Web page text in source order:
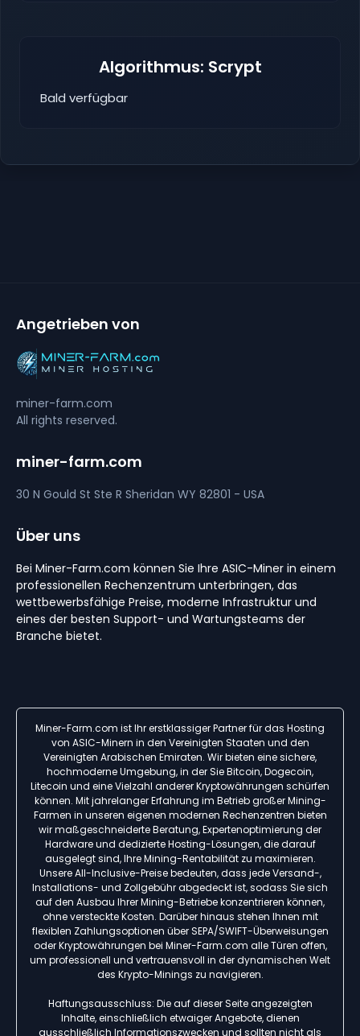
Algorithmus: Scrypt
Bald verfügbar
Angetrieben von
miner-farm.com
All rights reserved.
miner-farm.com
30 N Gould St Ste R Sheridan WY 82801 - USA
Über uns
Bei Miner-Farm.com können Sie Ihre ASIC-Miner in einem
professionellen Rechenzentrum unterbringen, das
wettbewerbsfähige Preise, moderne Infrastruktur und
eines der besten Support- und Wartungsteams der
Branche bietet.
Miner-Farm.com ist Ihr erstklassiger Partner für das Hosting
von ASIC-Minern in den Vereinigten Staaten und den
Vereinigten Arabischen Emiraten. Wir bieten eine sichere,
hochmoderne Umgebung, in der Sie Bitcoin, Dogecoin,
Litecoin und eine Vielzahl anderer Kryptowährungen schürfen
können. Mit jahrelanger Erfahrung im Betrieb großer Mining-
Farmen in unseren eigenen modernen Rechenzentren bieten
wir maßgeschneiderte Beratung, Expertenoptimierung der
Hardware und dedizierte Hosting-Lösungen, die darauf
ausgelegt sind, Ihre Mining-Rentabilität zu maximieren.
Unsere All-Inclusive-Preise bedeuten, dass jede Versand-,
Installations- und Zollgebühr abgedeckt ist, sodass Sie sich
auf den Ausbau Ihrer Mining-Betriebe konzentrieren können,
ohne versteckte Kosten. Darüber hinaus stehen Ihnen mit
flexiblen Zahlungsoptionen über SEPA/SWIFT-Überweisungen
oder Kryptowährungen bei Miner-Farm.com alle Türen offen,
um professionell und vertrauensvoll in der dynamischen Welt
des Krypto-Minings zu navigieren.
Haftungsausschluss: Die auf dieser Seite angezeigten
Inhalte, einschließlich etwaiger Angebote, dienen
ausschließlich Informationszwecken und sollten nicht als